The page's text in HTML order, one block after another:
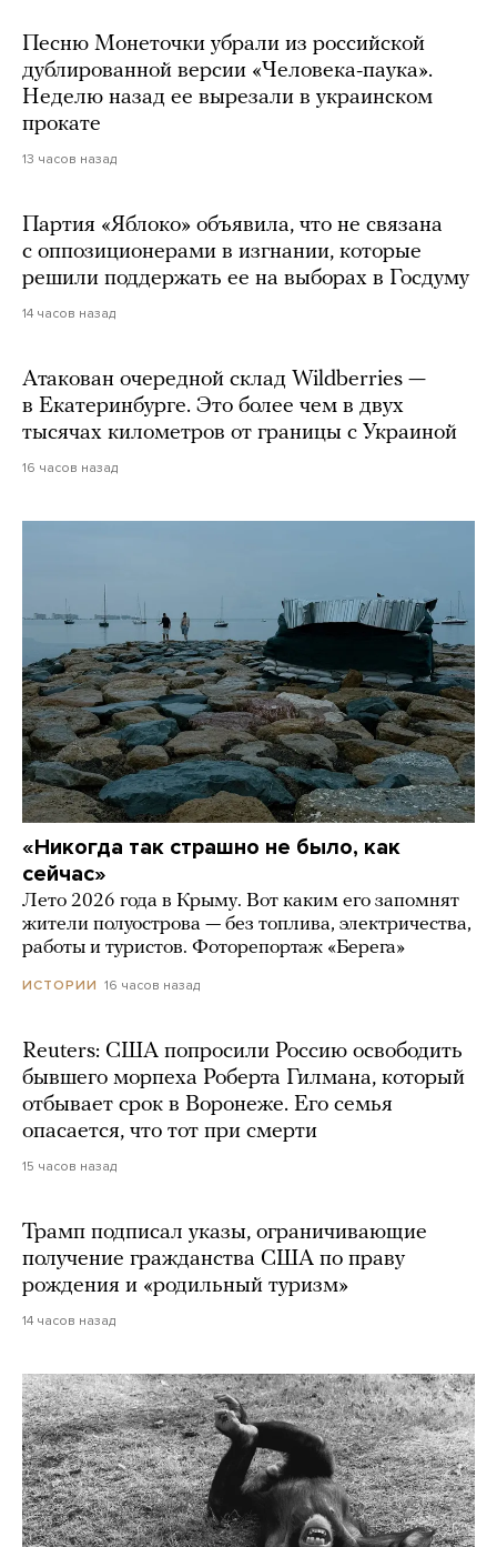
Песню Монеточки убрали из российской
дублированной версии «Человека-паука».
Неделю назад ее вырезали в украинском
прокате
13 часов назад
Партия «Яблоко» объявила, что не связана
с оппозиционерами в изгнании, которые
решили поддержать ее на выборах в Госдуму
14 часов назад
Атакован очередной склад Wildberries —
в Екатеринбурге. Это более чем в двух
тысячах километров от границы с Украиной
16 часов назад
«Никогда так страшно не было, как
сейчас»
Лето 2026 года в Крыму. Вот каким его запомнят
жители полуострова — без топлива, электричества,
работы и туристов. Фоторепортаж «Берега»
ИСТОРИИ 16 часов назад
Reuters: США попросили Россию освободить
бывшего морпеха Роберта Гилмана, который
отбывает срок в Воронеже. Его семья
опасается, что тот при смерти
15 часов назад
Трамп подписал указы, ограничивающие
получение гражданства США по праву
рождения и «родильный туризм»
14 часов назад